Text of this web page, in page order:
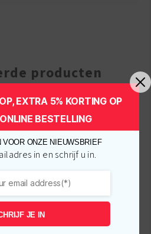
producten
-€1.00
EXTRA 5% KORTING OP
BESTELLING
VOOR ONZE NIEUWSBRIEF
in en schrijf u in.
JE IN